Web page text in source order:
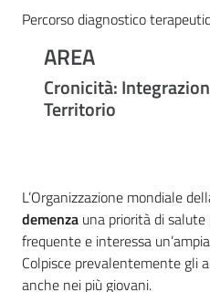
e
percorsi
cura
per...
Strutture
Percorso diagnostico
AREA
Cronicità:
Territorio
L’Organizzazione mondiale
demenza una priorità di
frequente e interessa
Colpisce prevalentemente gli
anche nei più giovani.